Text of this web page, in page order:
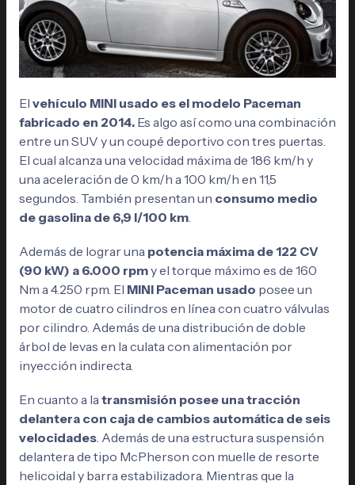
El vehículo MINI usado es el modelo Paceman
fabricado en 2014.Es algo así como una combinación
entre un SUV y un coupé deportivo con tres puertas.
El cual alcanza una velocidad máxima de 186 km/h y
una aceleración de 0 km/h a 100 km/h en 11,5
segundos. También presentan un consumo medio
de gasolina de 6,9 l/100 km.
Además de lograr una potencia máxima de 122 CV
(90 kW) a 6.000 rpmy el torque máximo es de 160
Nm a 4.250 rpm. El MINI Paceman usado posee un
motor de cuatro cilindros en línea con cuatro válvulas
por cilindro. Además de una distribución de doble
árbol de levas en la culata con alimentación por
inyección indirecta.
En cuanto a la transmisión posee una tracción
delantera con caja de cambios automática de seis
velocidades. Además de una estructura suspensión
delantera de tipo McPherson con muelle de resorte
helicoidal y barra estabilizadora. Mientras que la